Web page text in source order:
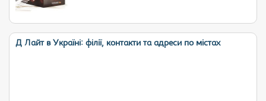
Д Лайт в Україні: філії, контакти та адреси по містах